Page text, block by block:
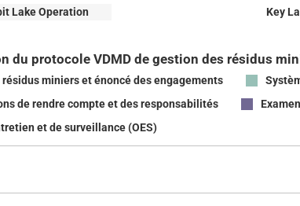
Lake Operation Key
du protocole VDMD de gestion des résidus
miniers et énoncé des engagements
de rendre compte et des responsabilités
et de surveillance (OES)